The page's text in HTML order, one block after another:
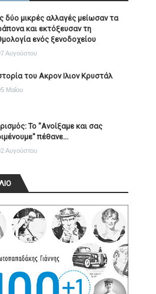
δύο μικρές αλλαγές μείωσαν τα
και εκτόξευσαν τη
ενός ξενοδοχείου
Αυγούστου
του Ακρον Ιλιον Κρυστάλ
Μαΐου
Το "Ανοίξαμε και σας
πέθανε...
Αυγούστου